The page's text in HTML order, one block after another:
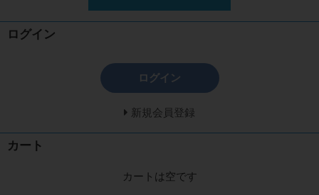
ログイン
ログイン
新規会員登録
カート
カートは空です